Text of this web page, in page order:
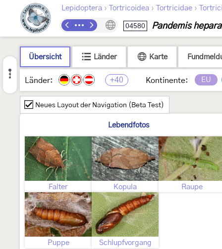
Lepidoptera › Tortricoidea › Tortricidae ›
04580 Pandemis
Übersicht Länder Karte
Länder: +40 Kontinente: EU
Neues Layout der Navigation (Beta Test)
Lebendfotos
Falter Kopula Raupe
Puppe Schlupfvorgang